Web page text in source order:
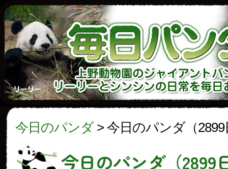
今日のパンダ> 今日のパンダ（2899
今日のパンダ（2899